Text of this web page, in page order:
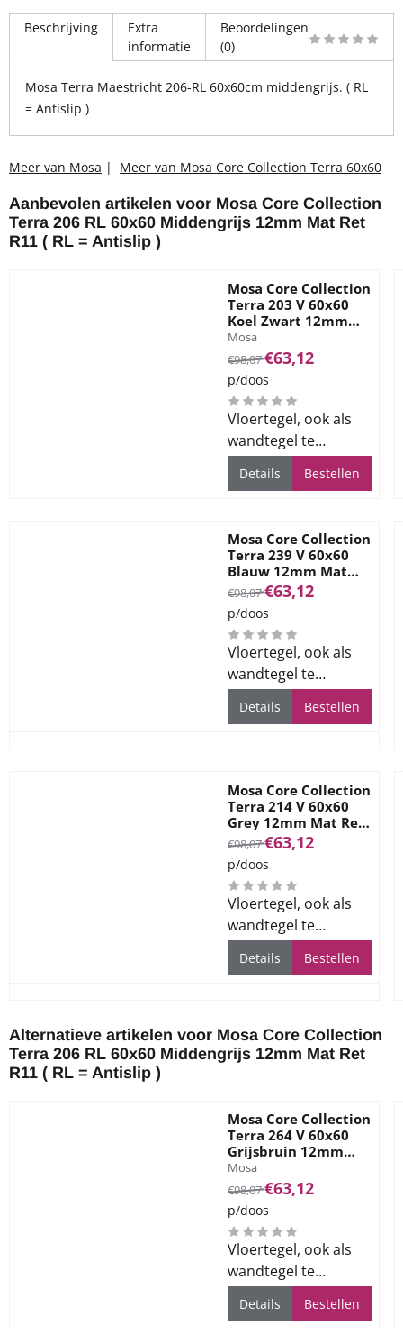
Beschrijving
Extra
informatie
Beoordelingen
(0)
Mosa Terra Maestricht 206-RL 60x60cm middengrijs. ( RL
= Antislip )
Meer van Mosa | Meer van Mosa Core Collection Terra 60x60
Aanbevolen artikelen voor Mosa Core Collection
Terra 206 RL 60x60 Middengrijs 12mm Mat Ret
R11 ( RL = Antislip )
Mosa Core Collection
Terra 203 V 60x60
Koel Zwart 12mm
Mat Ret R10
Merk:
Mosa
Van 98,07 voor 63,12
€98,07€63,12
p/doos
Vloertegel, ook als
wandtegel te
gebruiken, voor alle
ruimtes
Details Bestellen
Mosa Core Collection
Terra 239 V 60x60
Blauw 12mm Mat
Ret R10
Van 98,07 voor 63,12
€98,07€63,12
p/doos
Vloertegel, ook als
wandtegel te
gebruiken, voor alle
ruimtes
Details Bestellen
Mosa Core Collection
Terra 214 V 60x60
Grey 12mm Mat Ret
R10
Van 98,07 voor 63,12
€98,07€63,12
p/doos
Vloertegel, ook als
wandtegel te
gebruiken, voor alle
ruimtes
Details Bestellen
Alternatieve artikelen voor Mosa Core Collection
Terra 206 RL 60x60 Middengrijs 12mm Mat Ret
R11 ( RL = Antislip )
Mosa Core Collection
Terra 264 V 60x60
Grijsbruin 12mm
Mat Ret R10
Merk:
Mosa
Van 98,07 voor 63,12
€98,07€63,12
p/doos
Vloertegel, ook als
wandtegel te
gebruiken, voor alle
ruimtes
Details Bestellen